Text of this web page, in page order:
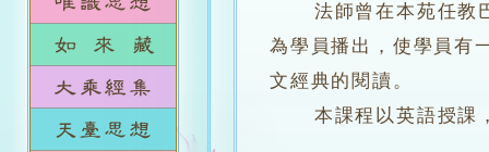
法師曾在本苑任教巴
為學員播出，使學員有
文經典的閱讀。
本課程以英語授課，